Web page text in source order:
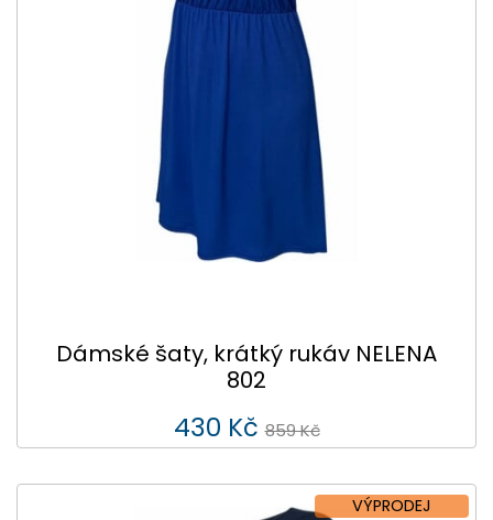
Dámské šaty, krátký rukáv NELENA
802
430 Kč 859 Kč
VÝPRODEJ